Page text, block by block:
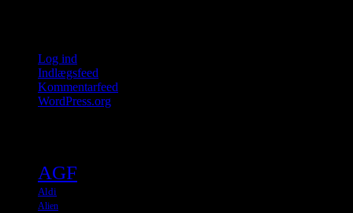
Log ind
Indlægsfeed
Kommentarfeed
WordPress.org
AGF
Aldi
Alien